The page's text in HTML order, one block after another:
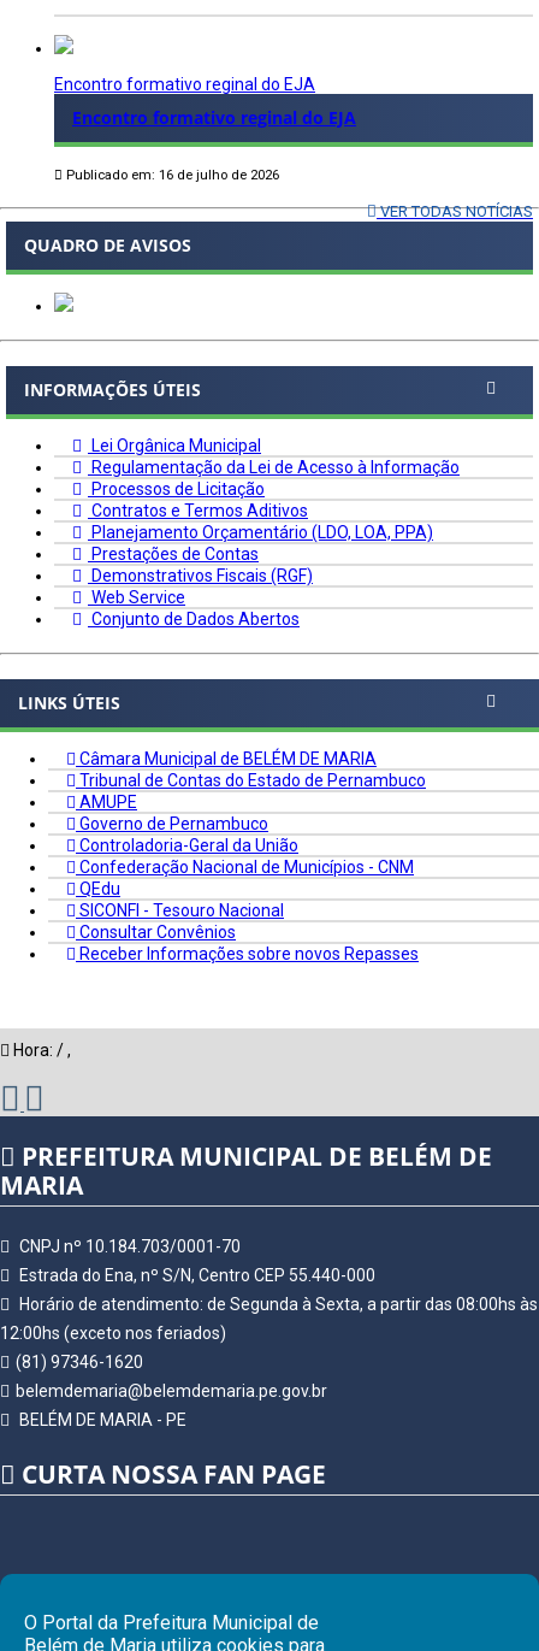
Encontro formativo reginal do EJA
Encontro formativo reginal do EJA
Publicado em: 16 de julho de 2026
VER TODAS NOTÍCIAS
QUADRO DE AVISOS
INFORMAÇÕES ÚTEIS
Lei Orgânica Municipal
Regulamentação da Lei de Acesso à Informação
Processos de Licitação
Contratos e Termos Aditivos
Planejamento Orçamentário (LDO, LOA, PPA)
Prestações de Contas
Demonstrativos Fiscais (RGF)
Web Service
Conjunto de Dados Abertos
LINKS ÚTEIS
Câmara Municipal de BELÉM DE MARIA
Tribunal de Contas do Estado de Pernambuco
AMUPE
Governo de Pernambuco
Controladoria-Geral da União
Confederação Nacional de Municípios - CNM
QEdu
SICONFI - Tesouro Nacional
Consultar Convênios
Receber Informações sobre novos Repasses
Hora: /,
PREFEITURA MUNICIPAL DE BELÉM DE
MARIA
CNPJ nº 10.184.703/0001-70
Estrada do Ena, nº S/N, Centro CEP 55.440-000
Horário de atendimento: de Segunda à Sexta, a partir das 08:00hs às
12:00hs (exceto nos feriados)
(81) 97346-1620
belemdemaria@belemdemaria.pe.gov.br
BELÉM DE MARIA - PE
CURTA NOSSA FAN PAGE
O Portal da Prefeitura Municipal de
Belém de Maria utiliza cookies para